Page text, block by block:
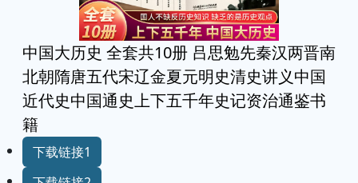
中国大历史 全套共10册 吕思勉先秦汉两晋南
北朝隋唐五代宋辽金夏元明史清史讲义中国
近代史中国通史上下五千年史记资治通鉴书
籍
下载链接1